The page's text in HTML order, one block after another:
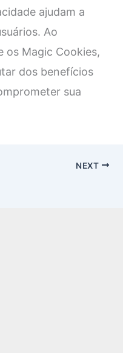
ajudam a
Ao
os Magic Cookies,
dos benefícios
sua
NEXT